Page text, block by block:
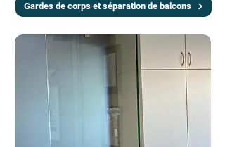
Gardes de corps et séparation de balcons